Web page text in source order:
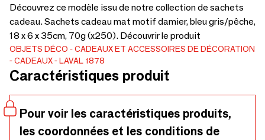
Découvrez ce modèle issu de notre collection de sachets
cadeau. Sachets cadeau mat motif damier, bleu gris/pêche,
18 x 6 x 35cm, 70g (x250). Découvrir le produit
OBJETS DÉCO
CADEAUX ET ACCESSOIRES DE DÉCORATION
CADEAUX
LAVAL 1878
Caractéristiques produit
Pour voir les caractéristiques produits,
les coordonnées et les conditions de